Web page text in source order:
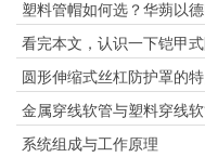
塑料管帽如何选？华蒴以
打造管道“精密封口”
看完本文，认识一下铠甲
的特点
圆形伸缩式丝杠防护罩的
金属穿线软管与塑料穿线
谁应用更广泛？
系统组成与工作原理